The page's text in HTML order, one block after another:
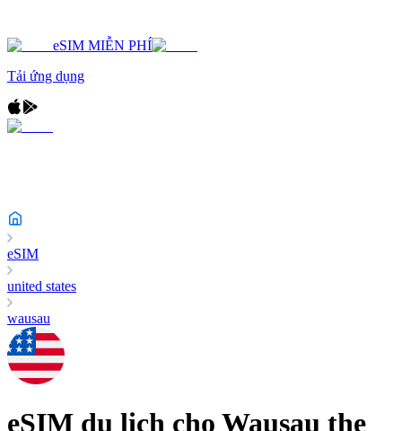
eSIM MIỄN PHÍ
Tải ứng dụng
eSIM
united states
wausau
eSIM du lịch cho Wausau the